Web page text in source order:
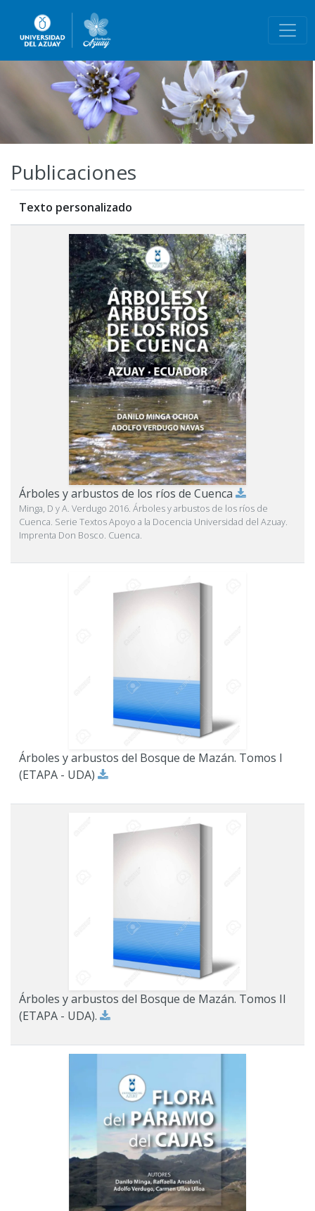
Publicaciones
Texto personalizado
Árboles y arbustos de los ríos de Cuenca
Minga, D y A. Verdugo 2016. Árboles y arbustos de los ríos de
Cuenca. Serie Textos Apoyo a la Docencia Universidad del Azuay.
Imprenta Don Bosco. Cuenca.
Árboles y arbustos del Bosque de Mazán. Tomos I
(ETAPA - UDA)
Árboles y arbustos del Bosque de Mazán. Tomos II
(ETAPA - UDA).